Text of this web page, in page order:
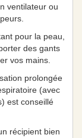
ventilateur ou
pour la peau,
des gants
vos mains.
prolongée
(avec
est conseillé
récipient bien